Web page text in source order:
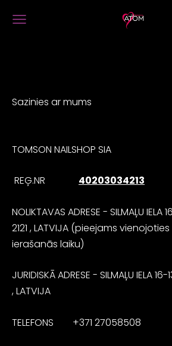
Sazinies ar mums
TOMSON NAILSHOP SIA
REĢ.NR 40203034213
NOLIKTAVAS ADRESE - SILMAĻU IELA
2121 , LATVIJA (pieejams
ierašanās laiku)
JURIDISKĀ ADRESE - SILMAĻU IELA 16-
, LATVIJA
TELEFONS +371 27058508